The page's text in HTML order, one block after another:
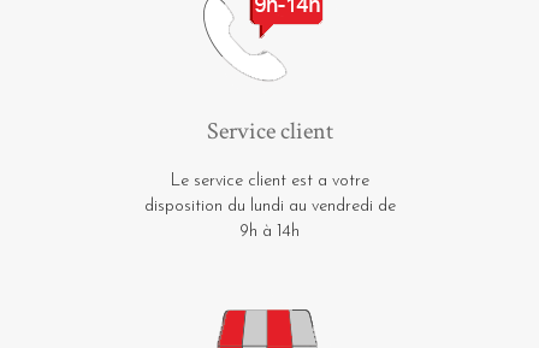
Service client
Le service client est a votre
disposition du lundi au vendredi de
9h à 14h